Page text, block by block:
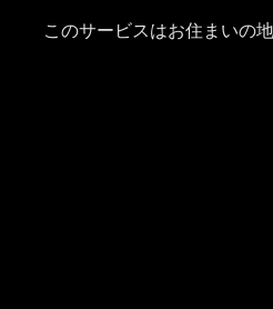
このサービスはお住まいの